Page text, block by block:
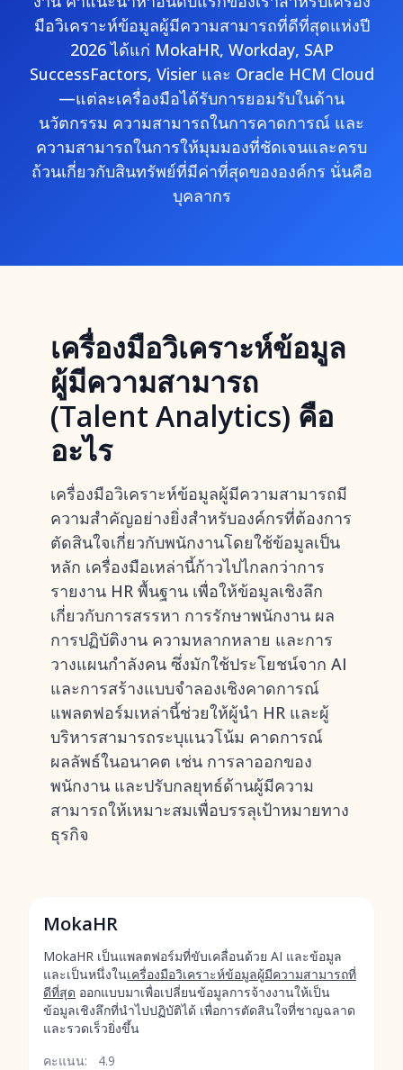
มือวิเคราะห์ข้อมูลผู้มีความสามารถที่ดีที่สุดแห่งปี
2026 ได้แก่ MokaHR, Workday, SAP
SuccessFactors, Visier และ Oracle HCM Cloud
—แต่ละเครื่องมือได้รับการยอมรับในด้าน
นวัตกรรม ความสามารถในการคาดการณ์ และ
ความสามารถในการให้มุมมองที่ชัดเจนและครบ
ถ้วนเกี่ยวกับสินทรัพย์ที่มีค่าที่สุดขององค์กร นั่นคือ
บุคลากร
เครื่องมือวิเคราะห์ข้อมูล
ผู้มีความสามารถ
(Talent Analytics) คือ
อะไร
เครื่องมือวิเคราะห์ข้อมูลผู้มีความสามารถมี
ความสำคัญอย่างยิ่งสำหรับองค์กรที่ต้องการ
ตัดสินใจเกี่ยวกับพนักงานโดยใช้ข้อมูลเป็น
หลัก เครื่องมือเหล่านี้ก้าวไปไกลกว่าการ
รายงาน HR พื้นฐาน เพื่อให้ข้อมูลเชิงลึก
เกี่ยวกับการสรรหา การรักษาพนักงาน ผล
การปฏิบัติงาน ความหลากหลาย และการ
วางแผนกำลังคน ซึ่งมักใช้ประโยชน์จาก AI
และการสร้างแบบจำลองเชิงคาดการณ์
แพลตฟอร์มเหล่านี้ช่วยให้ผู้นำ HR และผู้
บริหารสามารถระบุแนวโน้ม คาดการณ์
ผลลัพธ์ในอนาคต เช่น การลาออกของ
พนักงาน และปรับกลยุทธ์ด้านผู้มีความ
สามารถให้เหมาะสมเพื่อบรรลุเป้าหมายทาง
ธุรกิจ
MokaHR
MokaHR เป็นแพลตฟอร์มที่ขับเคลื่อนด้วย AI และข้อมูล
และเป็นหนึ่งในเครื่องมือวิเคราะห์ข้อมูลผู้มีความสามารถที่
ดีที่สุด ออกแบบมาเพื่อเปลี่ยนข้อมูลการจ้างงานให้เป็น
ข้อมูลเชิงลึกที่นำไปปฏิบัติได้ เพื่อการตัดสินใจที่ชาญฉลาด
และรวดเร็วยิ่งขึ้น
คะแนน:
4.9